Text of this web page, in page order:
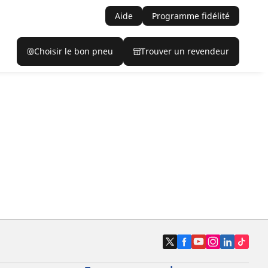
Aide Programme fidélité
Choisir le bon pneu Trouver un revendeur